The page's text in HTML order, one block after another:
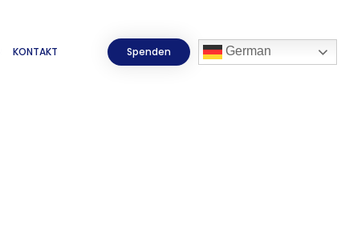
KONTAKT Spenden German